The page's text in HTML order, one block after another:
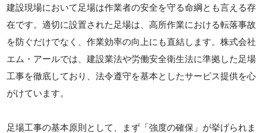
建設現場において足場は作業者の安全を守る命綱とも言える存
在です。適切に設置された足場は、高所作業における転落事故
を防ぐだけでなく、作業効率の向上にも直結します。株式会社
エム・アールでは、建設業法や労働安全衛生法に準拠した足場
工事を徹底しており、法令遵守を基本としたサービス提供を心
がけています。
足場工事の基本原則として、まず「強度の確保」が挙げられま